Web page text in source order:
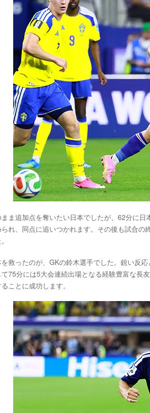
ま追加点を奪いたい日本でしたが、62分に
れ、同点に追いつかれます。その後も試合
救ったのが、GKの鈴木選手でした。鋭い反
て75分には5大会連続出場となる経験豊富な長
ことに成功します。